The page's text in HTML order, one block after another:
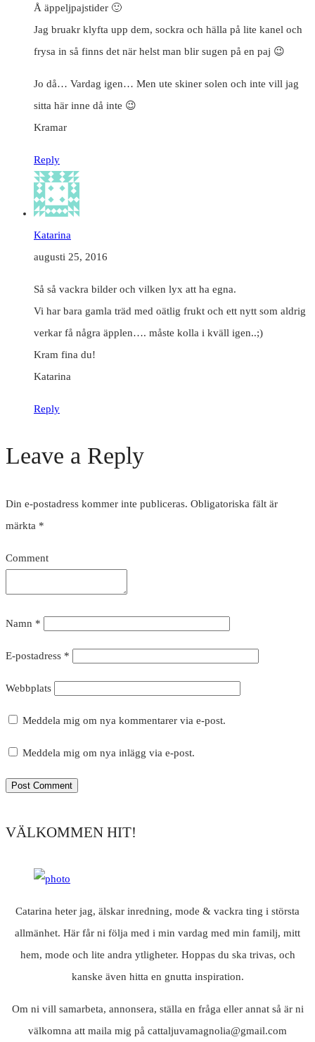
Å äppeljpajstider 🙂
Jag bruakr klyfta upp dem, sockra och hälla på lite kanel och
frysa in så finns det när helst man blir sugen på en paj 😉
Jo då… Vardag igen… Men ute skiner solen och inte vill jag
sitta här inne då inte 😉
Kramar
Reply
Katarina
augusti 25, 2016
Så så vackra bilder och vilken lyx att ha egna.
Vi har bara gamla träd med oätlig frukt och ett nytt som aldrig
verkar få några äpplen…. måste kolla i kväll igen..;)
Kram fina du!
Katarina
Reply
Leave a Reply
Din e-postadress kommer inte publiceras. Obligatoriska fält är
märkta *
Comment
Namn *
E-postadress *
Webbplats
Meddela mig om nya kommentarer via e-post.
Meddela mig om nya inlägg via e-post.
VÄLKOMMEN HIT!
Catarina heter jag, älskar inredning, mode & vackra ting i största
allmänhet. Här får ni följa med i min vardag med min familj, mitt
hem, mode och lite andra ytligheter. Hoppas du ska trivas, och
kanske även hitta en gnutta inspiration.
Om ni vill samarbeta, annonsera, ställa en fråga eller annat så är ni
välkomna att maila mig på cattaljuvamagnolia@gmail.com